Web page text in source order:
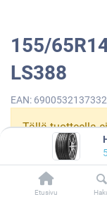
Etusivu
155/
LS388
EAN: 6900532137332
Tällä tuotteella
LANDSAIL